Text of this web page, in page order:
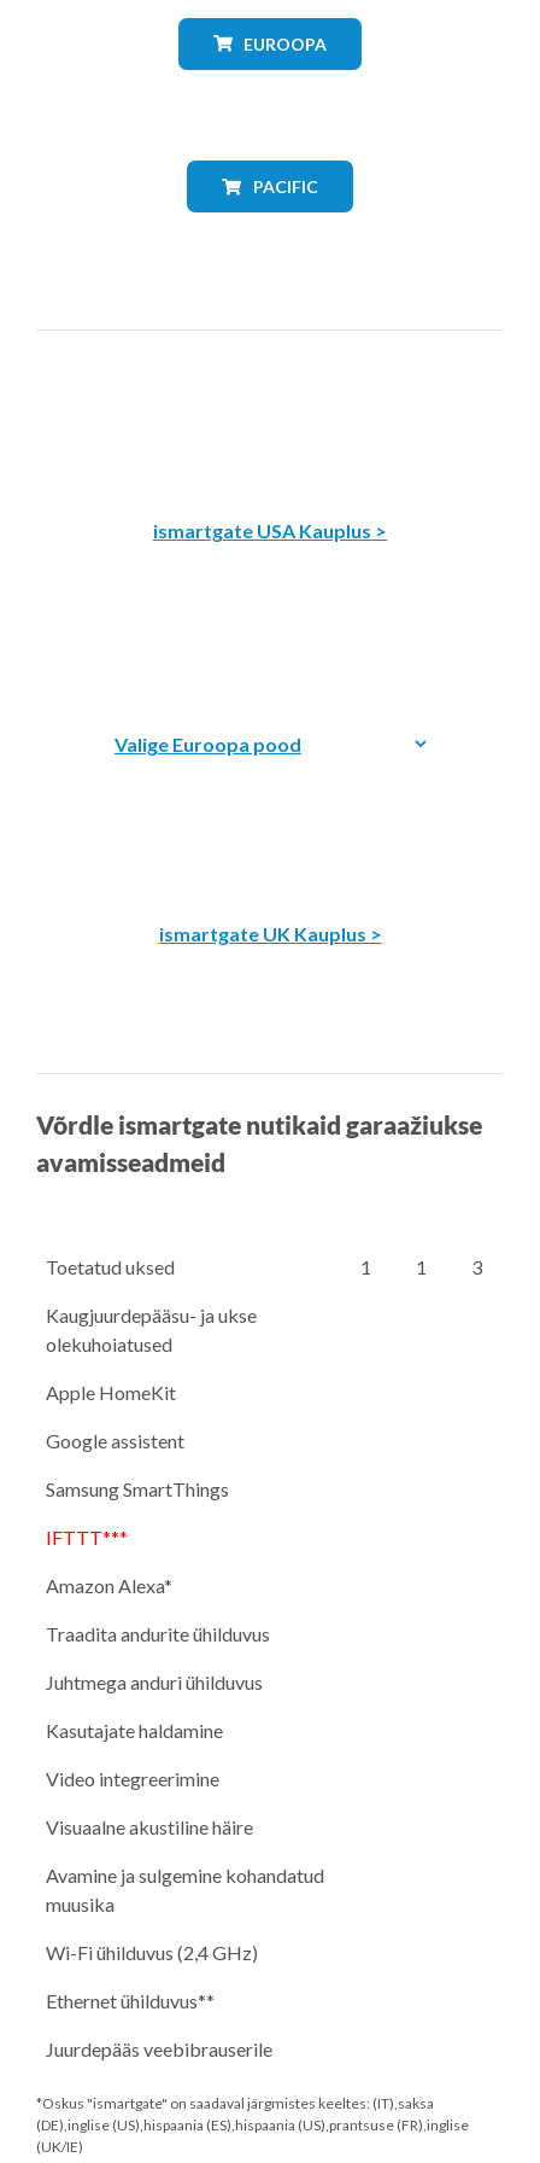
EUROOPA
PACIFIC
ismartgate USA Kauplus >
ismartgate UK Kauplus >
Võrdle ismartgate nutikaid garaažiukse
avamisseadmeid
Toetatud uksed 1 1 3
Kaugjuurdepääsu- ja ukse
olekuhoiatused
Apple HomeKit
Google assistent
Samsung SmartThings
IFTTT***
Amazon Alexa*
Traadita andurite ühilduvus
Juhtmega anduri ühilduvus
Kasutajate haldamine
Video integreerimine
Visuaalne akustiline häire
Avamine ja sulgemine kohandatud
muusika
Wi-Fi ühilduvus (2,4 GHz)
Ethernet ühilduvus**
Juurdepääs veebibrauserile
*Oskus "ismartgate" on saadaval järgmistes keeltes: (IT),saksa
(DE),inglise (US),hispaania (ES),hispaania (US),prantsuse (FR),inglise
(UK/IE)